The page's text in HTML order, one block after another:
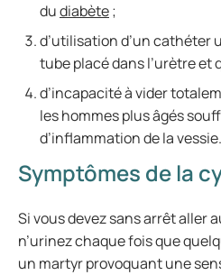
dudiabète;
d’utilisation d’un cathéter
tube placé dans l’urètre et
d’incapacité à vider
les hommes plus âgés
d’inflammation de la vessie.
Symptômes de la
Si vous devez sans arrêt aller
n’urinez chaque fois que
un martyr provoquant une